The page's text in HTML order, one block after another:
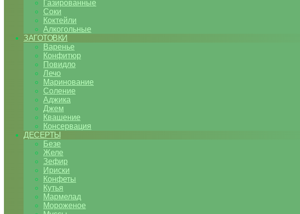
Газированные
Соки
Коктейли
Алкогольные
ЗАГОТОВКИ
Варенье
Конфитюр
Повидло
Лечо
Маринование
Соление
Аджика
Джем
Квашение
Консервация
ДЕСЕРТЫ
Безе
Желе
Зефир
Ириски
Конфеты
Кутья
Мармелад
Мороженое